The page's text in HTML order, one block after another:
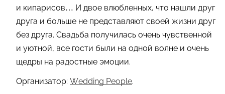
и кипарисов… И двое влюбленных, что нашли друг
друга и больше не представляют своей жизни друг
без друга. Свадьба получилась очень чувственной
и уютной, все гости были на одной волне и очень
щедры на радостные эмоции.
Организатор: Wedding People.